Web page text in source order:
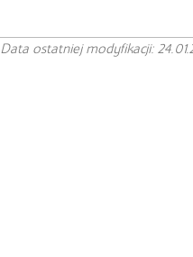
Data ostatniej modyfikacji: